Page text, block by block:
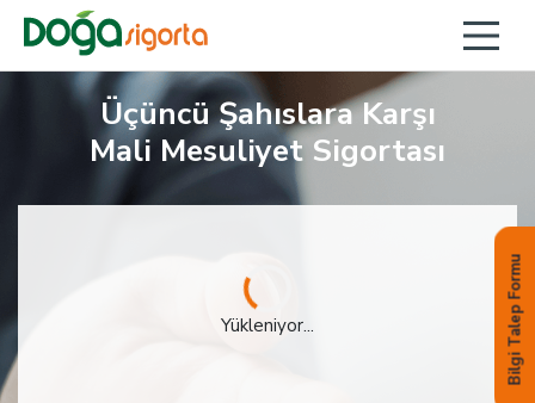
Üçüncü Şahıslara Karşı
Mali Mesuliyet Sigortası
Yükleniyor... Bilgi Talep Formu